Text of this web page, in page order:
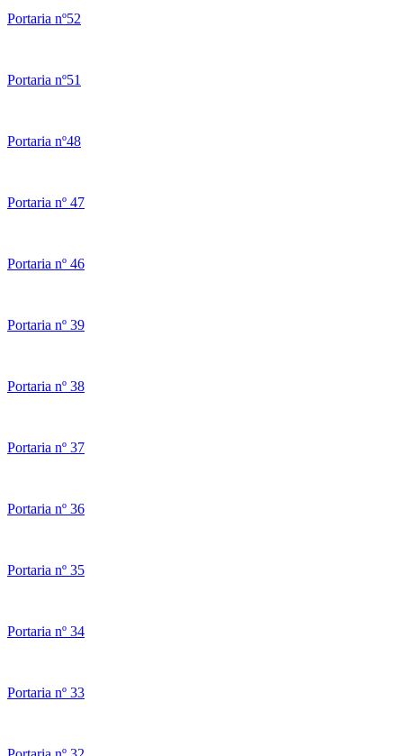
Portaria nº52
Portaria nº51
Portaria nº48
Portaria nº 47
Portaria nº 46
Portaria nº 39
Portaria nº 38
Portaria nº 37
Portaria nº 36
Portaria nº 35
Portaria nº 34
Portaria nº 33